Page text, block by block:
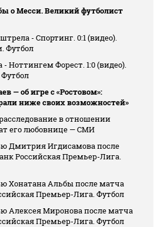
о Месси. Великий футболист
- Спортинг. 0:1 (видео).
Футбол
Ноттингем Форест. 1:0 (видео).
— об игре с «Ростовом»:
ниже своих возможностей»
в отношении
его любовнице — СМИ
Дмитрия Игдисамова после
Российская Премьер-Лига.
Хонатана Альбы после матча
Премьер-Лига. Футбол
Алексея Миронова после матча
Премьер-Лига. Футбол